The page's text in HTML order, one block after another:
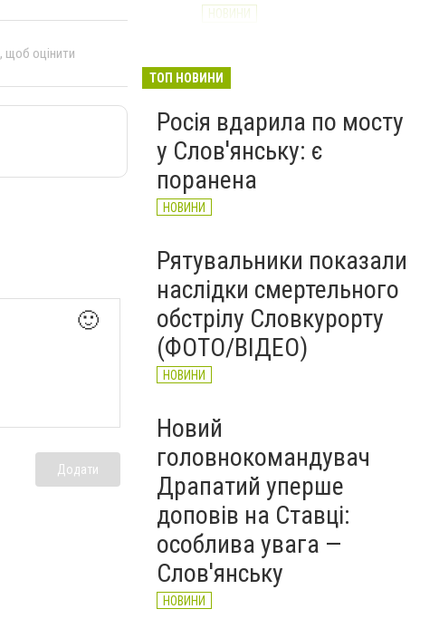
, щоб оцінити
🙂
Додати
НОВИНИ
БПЛа влучив у
центрі міста (ФОТО)
НОВИНИ
Вчора
ТОП НОВИНИ
Росія вдарила по мосту
у Слов'янську: є
поранена
НОВИНИ
Рятувальники показали
наслідки смертельного
обстрілу Словкурорту
(ФОТО/ВІДЕО)
НОВИНИ
Новий
головнокомандувач
Драпатий уперше
доповів на Ставці:
особлива увага —
Слов'янську
НОВИНИ